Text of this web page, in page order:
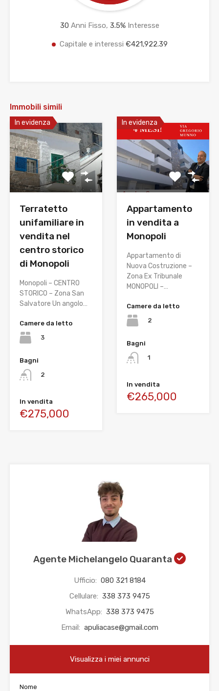
30 Anni Fisso, 3.5%Interesse
Capitale e interessi €421,922.39
Immobili simili
In evidenza
Terratetto
unifamiliare in
vendita nel
centro storico
di Monopoli
Monopoli – CENTRO
STORICO – Zona San
Salvatore Un angolo…
Camere da letto
3
Bagni
2
In vendita
€275,000
In evidenza
Appartamento
in vendita a
Monopoli
Appartamento di
Nuova Costruzione –
Zona Ex Tribunale
MONOPOLI –…
Camere da letto
2
Bagni
1
In vendita
€265,000
Agente Michelangelo Quaranta
Ufficio: 080 321 8184
Cellulare: 338 373 9475
WhatsApp: 338 373 9475
Email: apuliacase@gmail.com
Visualizza i miei annunci
Nome